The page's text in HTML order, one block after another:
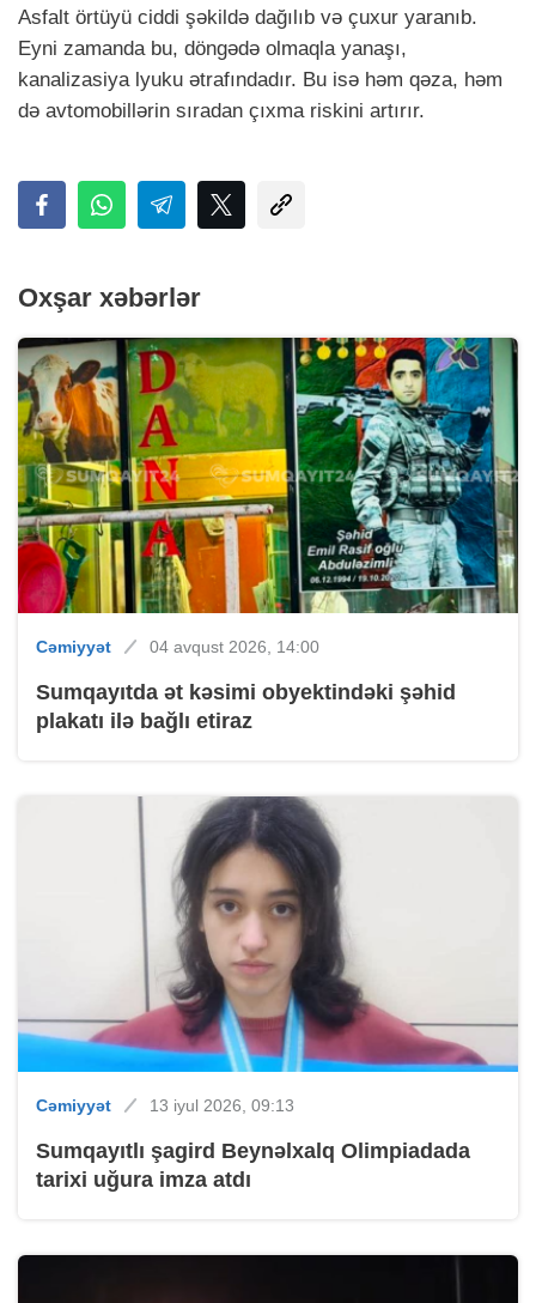
Asfalt örtüyü ciddi şəkildə dağılıb və çuxur yaranıb.
Eyni zamanda bu, döngədə olmaqla yanaşı,
kanalizasiya lyuku ətrafındadır. Bu isə həm qəza, həm
də avtomobillərin sıradan çıxma riskini artırır.
Oxşar xəbərlər
Cəmiyyət 04 avqust 2026, 14:00
Sumqayıtda ət kəsimi obyektindəki şəhid
plakatı ilə bağlı etiraz
Cəmiyyət 13 iyul 2026, 09:13
Sumqayıtlı şagird Beynəlxalq Olimpiadada
tarixi uğura imza atdı